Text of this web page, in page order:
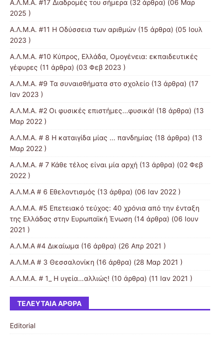
Α.Λ.Μ.Α. #17 Διαδρομές του σήμερα (32 άρθρα) (06 Μαρ
2025 )
Α.Λ.Μ.Α. #11 Η Οδύσσεια των αριθμών (15 άρθρα) (05 Ιουλ
2023 )
Α.Λ.Μ.Α. #10 Κύπρος, Ελλάδα, Ομογένεια: εκπαιδευτικές
γέφυρες (11 άρθρα) (03 Φεβ 2023 )
Α.Λ.Μ.Α. #9 Τα συναισθήματα στο σχολείο (13 άρθρα) (17
Ιαν 2023 )
Α.Λ.Μ.Α. #2 Οι φυσικές επιστήμες...φυσικά! (18 άρθρα) (13
Μαρ 2022 )
Α.Λ.Μ.Α. # 8 Η καταιγίδα μίας ... πανδημίας (18 άρθρα) (13
Μαρ 2022 )
Α.Λ.Μ.Α. # 7 Κάθε τέλος είναι μία αρχή (13 άρθρα) (02 Φεβ
2022 )
Α.Λ.Μ.Α # 6 Εθελοντισμός (13 άρθρα) (06 Ιαν 2022 )
Α.Λ.Μ.Α. #5 Επετειακό τεύχος: 40 χρόνια από την ένταξη
της Ελλάδας στην Ευρωπαϊκή Ένωση (14 άρθρα) (06 Ιουν
2021 )
Α.Λ.Μ.Α #4 Δικαίωμα (16 άρθρα) (26 Απρ 2021 )
Α.Λ.Μ.Α # 3 Θεσσαλονίκη (16 άρθρα) (28 Μαρ 2021 )
Α.Λ.Μ.Α. # 1_ Η υγεία…αλλιώς! (10 άρθρα) (11 Ιαν 2021 )
ΤΕΛΕΥΤΑΊΑ ΆΡΘΡΑ
Editorial